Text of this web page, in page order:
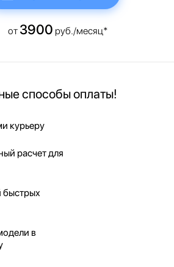
от 3900 руб./месяц*
способы оплаты!
курьеру
расчет для
в